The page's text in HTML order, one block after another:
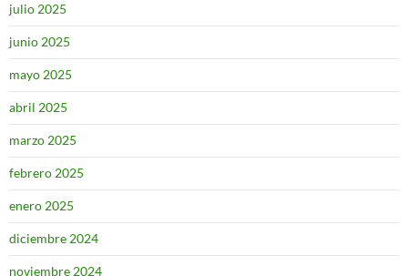
julio 2025
junio 2025
mayo 2025
abril 2025
marzo 2025
febrero 2025
enero 2025
diciembre 2024
noviembre 2024